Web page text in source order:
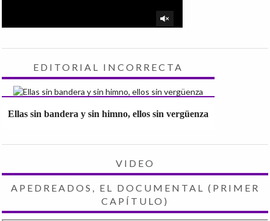
EDITORIAL INCORRECTA
Ellas sin bandera y sin himno, ellos sin vergüenza
VIDEO
APEDREADOS, EL DOCUMENTAL (PRIMER
CAPÍTULO)